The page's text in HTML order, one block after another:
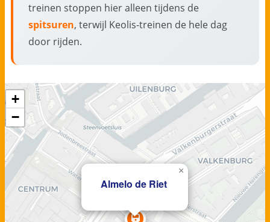
treinen stoppen hier alleen tijdens de
spitsuren, terwijl Keolis-treinen de hele dag
door rijden.
Almelo de Riet
×
+
−